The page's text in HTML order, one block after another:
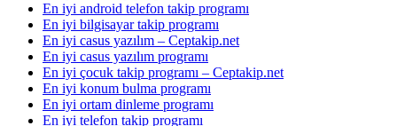
En iyi android telefon takip programı
En iyi bilgisayar takip programı
En iyi casus yazılım – Ceptakip.net
En iyi casus yazılım programı
En iyi çocuk takip programı – Ceptakip.net
En iyi konum bulma programı
En iyi ortam dinleme programı
En iyi telefon takip programı